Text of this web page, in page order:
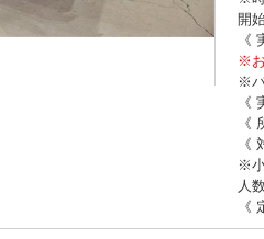
開
《
※
※
《
《
《
※
人
《